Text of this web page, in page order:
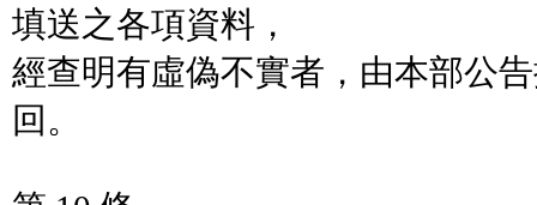
填送之各項資料，
經查明有虛偽不實者，由本部公
回。